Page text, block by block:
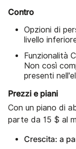
Contro
Opzioni di
livello
Funzionalità
Non così
presenti
Prezzi e piani
Con un piano di
parte da 15 $ al
Crescita: a